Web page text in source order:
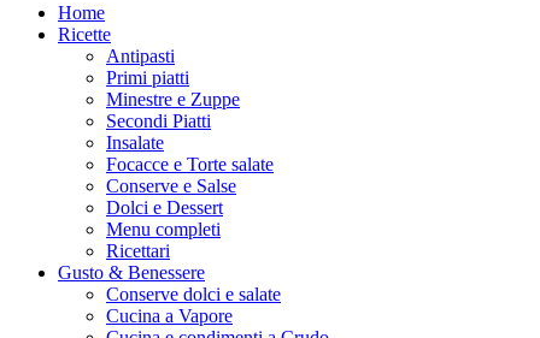
Home
Ricette
Antipasti
Primi piatti
Minestre e Zuppe
Secondi Piatti
Insalate
Focacce e Torte salate
Conserve e Salse
Dolci e Dessert
Menu completi
Ricettari
Gusto & Benessere
Conserve dolci e salate
Cucina a Vapore